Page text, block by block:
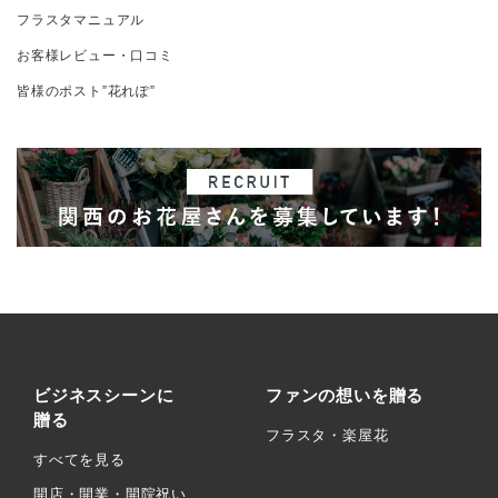
フラスタマニュアル
お客様レビュー・口コミ
皆様のポスト”花れぽ”
ビジネスシーンに
贈る
すべてを見る
開店・開業・開院祝い
ファンの想いを贈る
フラスタ・楽屋花